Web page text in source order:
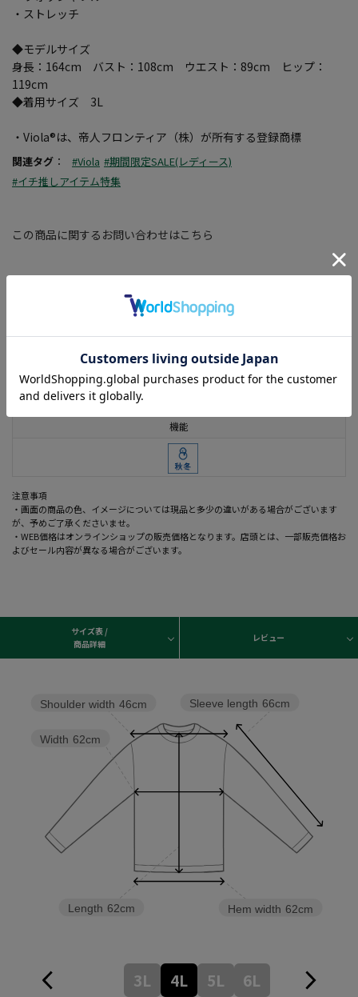
ポリエステル95% ポリウレタン5%
機能
着用シーズン
機能
注意事項
・画面の商品の色、イメージについては現品と多少の違いがある場合がございます
が、予めご了承くださいませ。
・WEB価格はオンラインショップの販売価格となります。店頭とは、一部販売価格お
よびセール内容が異なる場合がございます。
・ストレッチ
◆モデルサイズ
身長：164cm バスト：108cm ウエスト：89cm ヒップ：
119cm
◆着用サイズ 3L
・Viola®は、帝人フロンティア（株）が所有する登録商標
関連タグ ： #Viola #期間限定SALE(レディース)
#イチ推しアイテム特集
この商品に関するお問い合わせはこちら
サイズ表 /
商品詳細
レビュー
Hem width 62cm
Sleeve length 66cm
Length 62cm
Width 62cm
Shoulder width 46cm
3L 4L 5L 6L